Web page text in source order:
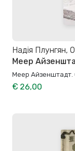
Надія Плунгян,
Меер
Меер Айзенштадт.
€ 26,00